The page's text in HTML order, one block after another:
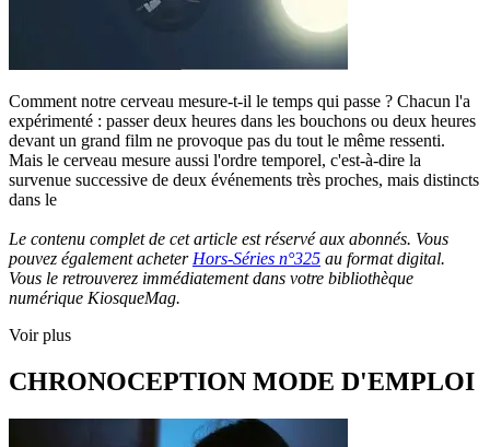
Comment notre cerveau mesure-t-il le temps qui passe ? Chacun l'a
expérimenté : passer deux heures dans les bouchons ou deux heures
devant un grand film ne provoque pas du tout le même ressenti.
Mais le cerveau mesure aussi l'ordre temporel, c'est-à-dire la
survenue successive de deux événements très proches, mais distincts
dans le
Le contenu complet de cet article est réservé aux abonnés. Vous
pouvez également acheterHors-Séries n°325 au format digital.
Vous le retrouverez immédiatement dans votre bibliothèque
numérique KiosqueMag.
Voir plus
CHRONOCEPTION MODE D'EMPLOI